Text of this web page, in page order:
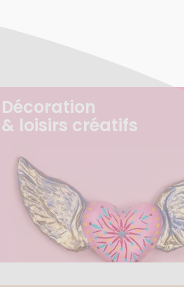
Décoration
& loisirs créatifs